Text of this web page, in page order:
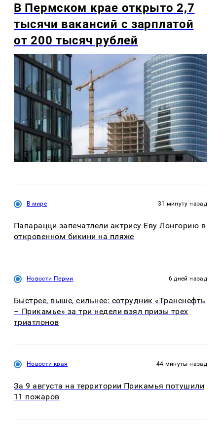
В Пермском крае открыто 2,7
тысячи вакансий с зарплатой
от 200 тысяч рублей
В мире 31 минуту назад
Папарацци запечатлели актрису Еву Лонгорию в
откровенном бикини на пляже
Новости Перми 6 дней назад
Быстрее, выше, сильнее: сотрудник «Транснефть
– Прикамье» за три недели взял призы трех
триатлонов
Новости края 44 минуты назад
За 9 августа на территории Прикамья потушили
11 пожаров